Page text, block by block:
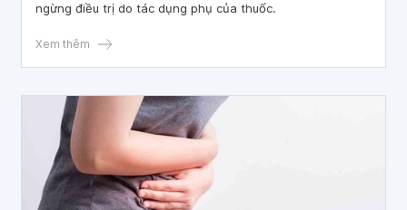
ngừng điều trị do tác dụng phụ của thuốc.
Xem thêm